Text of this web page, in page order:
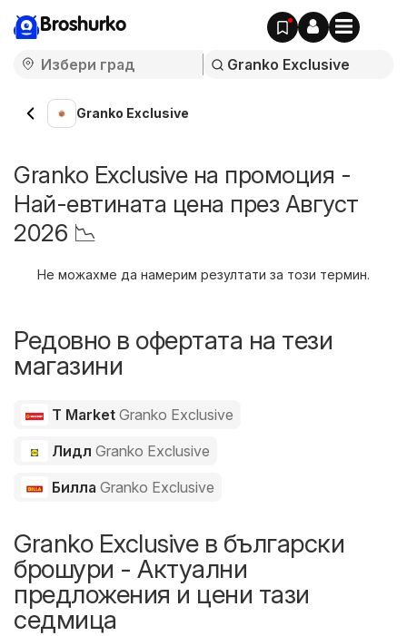
Broshurko
Granko Exclusive
Granko Exclusive на промоция -
Най-евтината цена през Август
2026 📉
Не можахме да намерим резултати за този термин.
Редовно в офертата на тези
магазини
T Market Granko Exclusive
Лидл Granko Exclusive
Билла Granko Exclusive
Granko Exclusive в български
брошури - Актуални
предложения и цени тази
седмица